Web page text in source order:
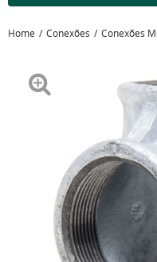
Home Conexões Conexões